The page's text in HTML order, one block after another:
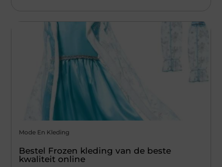
Mode En Kleding
Bestel Frozen kleding van de beste
kwaliteit online